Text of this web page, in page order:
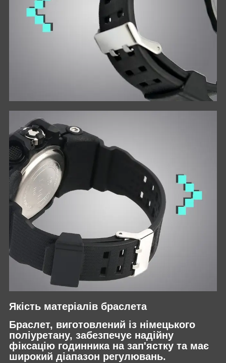
Якість матеріалів браслета
Браслет, виготовлений із німецького
поліуретану, забезпечує надійну
фіксацію годинника на зап'ястку та має
широкий діапазон регулювань.